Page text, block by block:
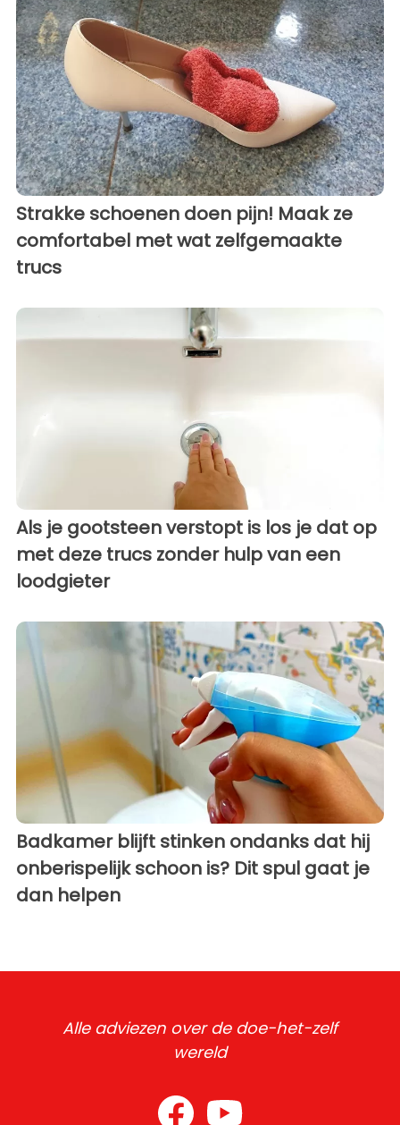
Strakke schoenen doen pijn! Maak ze
comfortabel met wat zelfgemaakte
trucs
Als je gootsteen verstopt is los je dat op
met deze trucs zonder hulp van een
loodgieter
Badkamer blijft stinken ondanks dat hij
onberispelijk schoon is? Dit spul gaat je
dan helpen
Alle adviezen over de doe-het-zelf
wereld